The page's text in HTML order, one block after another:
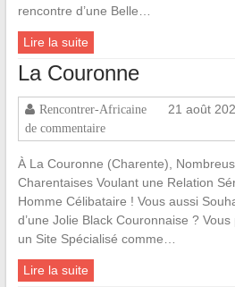
rencontre d’une Belle…
Lire la suite
La Couronne
Rencontrer-Africaine 21 août
de commentaire
À La Couronne (Charente),
Charentaises Voulant une Relation
Homme Célibataire ! Vous aussi
d’une Jolie Black Couronnaise ?
un Site Spécialisé comme…
Lire la suite